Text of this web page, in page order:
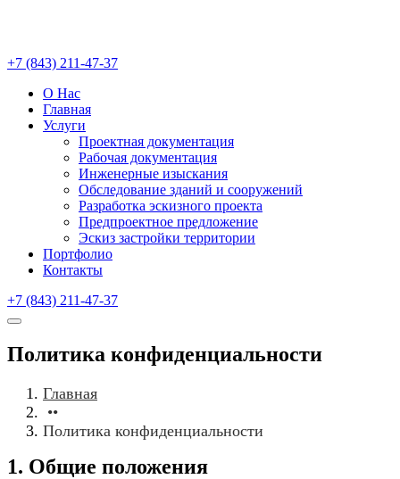
+7 (843) 211-47-37
О Нас
Главная
Услуги
Проектная документация
Рабочая документация
Инженерные изыскания
Обследование зданий и сооружений
Разработка эскизного проекта
Предпроектное предложение
Эскиз застройки территории
Портфолио
Контакты
+7 (843) 211-47-37
Политика конфиденциальности
Главная
••
Политика конфиденциальности
1. Общие положения